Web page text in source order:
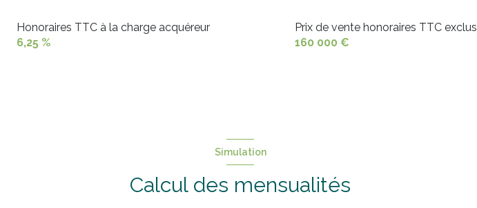
salle de bain
Prix de vente honoraires TTC exclus
160 000 €
Honoraires TTC à la charge acquéreur
6,25 %
Simulation
Calcul des mensualités